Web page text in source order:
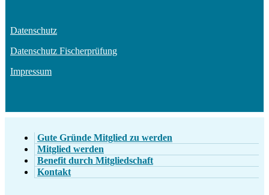
Datenschutz
Datenschutz Fischerprüfung
Impressum
Gute Gründe Mitglied zu werden
Mitglied werden
Benefit durch Mitgliedschaft
Kontakt